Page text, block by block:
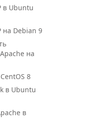
в Ubuntu
на Debian 9
на
8
в Ubuntu
в